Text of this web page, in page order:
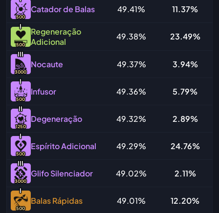
500
Catador de Balas 49.41% 11.37%
I
500
Regeneração
Adicional
49.38% 23.49%
III
3000
Nocaute 49.37% 3.94%
I
500
Infusor 49.36% 5.79%
II
1250
Degeneração 49.32% 2.89%
I
500
Espírito Adicional 49.29% 24.76%
III
3000
Glifo Silenciador 49.02% 2.11%
I
500
Balas Rápidas 49.01% 12.20%